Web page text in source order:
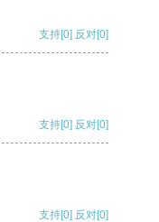
支持[0] 反对[0]
支持[0] 反对[0]
支持[0] 反对[0]